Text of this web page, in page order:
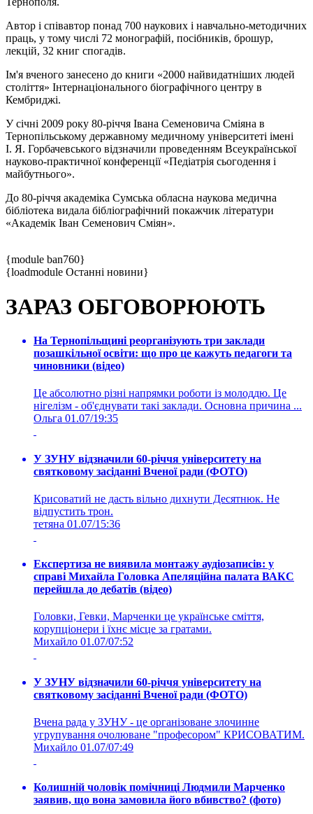
Автор і співавтор понад 700 наукових і навчально-методичних
праць, у тому числі 72 монографій, посібників, брошур,
лекцій, 32 книг спогадів.
Ім'я вченого занесено до книги «2000 найвидатніших людей
століття» Інтернаціонального біографічного центру в
Кембриджі.
У січні 2009 року 80-річчя Івана Семеновича Сміяна в
Тернопільському державному медичному університеті імені
І. Я. Горбачевського відзначили проведенням Всеукраїнської
науково-практичної конференції «Педіатрія сьогодення і
майбутнього».
До 80-річчя академіка Сумська обласна наукова медична
бібліотека видала бібліографічний покажчик літератури
«Академік Іван Семенович Сміян».
{module ban760}
{loadmodule Останні новини}
ЗАРАЗ ОБГОВОРЮЮТЬ
На Тернопільщині реорганізують три заклади
позашкільної освіти: що про це кажуть педагоги та
чиновники (відео)
Це абсолютно різні напрямки роботи із молоддю. Це
нігелізм - об'єднувати такі заклади. Основна причина ...
Ольга 01.07/19:35
У ЗУНУ відзначили 60-річчя університету на
святковому засіданні Вченої ради (ФОТО)
Крисоватий не дасть вільно дихнути Десятнюк. Не
відпустить трон.
тетяна 01.07/15:36
Експертиза не виявила монтажу аудіозаписів: у
справі Михайла Головка Апеляційна палата ВАКС
перейшла до дебатів (відео)
Головки, Гевки, Марченки це українське сміття,
корупціонери і їхнє місце за гратами.
Михайло 01.07/07:52
У ЗУНУ відзначили 60-річчя університету на
святковому засіданні Вченої ради (ФОТО)
Вчена рада у ЗУНУ - це організоване злочинне
угрупування очолюване "професором" КРИСОВАТИМ.
Михайло 01.07/07:49
Колишній чоловік помічниці Людмили Марченко
заявив, що вона замовила його вбивство? (фото)